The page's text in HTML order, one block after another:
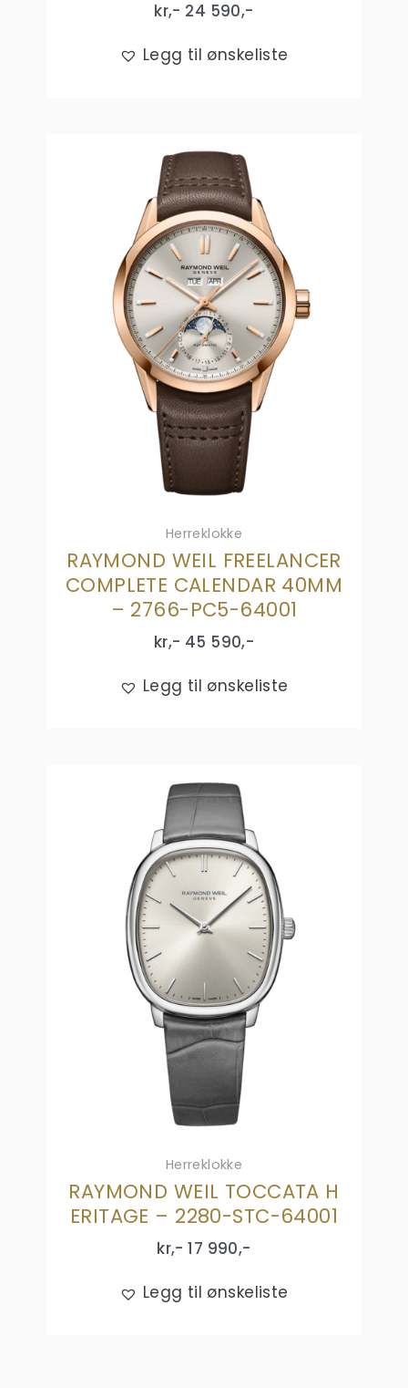
kr,- 24 590,-
Legg til ønskeliste
Herreklokke
RAYMOND WEIL FREELANCER
COMPLETE CALENDAR 40MM
– 2766-PC5-64001
kr,- 45 590,-
Legg til ønskeliste
Herreklokke
RAYMOND WEIL TOCCATA H
ERITAGE – 2280-STC-64001
kr,- 17 990,-
Legg til ønskeliste